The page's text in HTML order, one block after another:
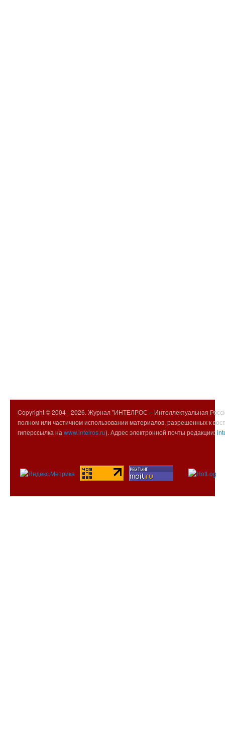
Copyright © 2004 -2026. Журнал "ИНТЕЛРОС – Интеллектуальная
полном или частичном использовании материалов, разрешенных к
гиперссылка на www.intelros.ru). Адрес электронной почты редакции: